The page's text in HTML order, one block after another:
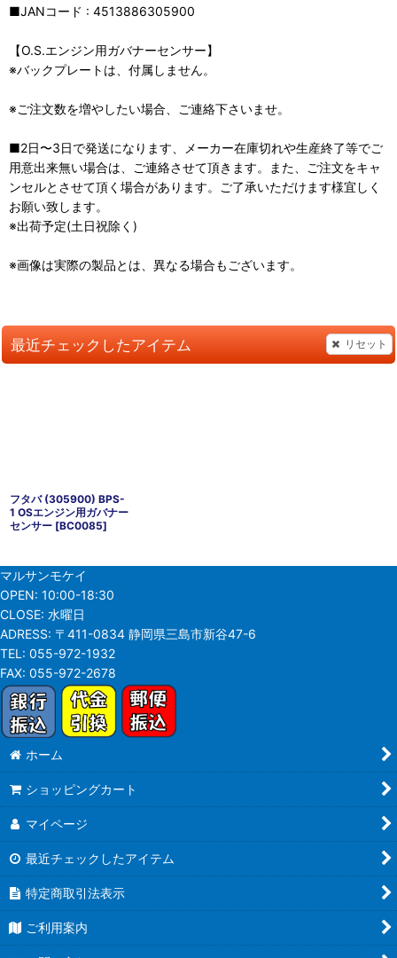
■JANコード : 4513886305900
【O.S.エンジン用ガバナーセンサー】
※バックプレートは、付属しません。
※ご注文数を増やしたい場合、ご連絡下さいませ。
■2日〜3日で発送になります、メーカー在庫切れや生産終了等でご
用意出来無い場合は、ご連絡させて頂きます。また、ご注文をキャ
ンセルとさせて頂く場合があります。ご了承いただけます様宜しく
お願い致します。
※出荷予定(土日祝除く)
※画像は実際の製品とは、異なる場合もございます。
最近チェックしたアイテム リセット
フタバ (305900) BPS-
1 OSエンジン用ガバナー
センサー [BC0085]
マルサンモケイ
OPEN: 10:00-18:30
CLOSE: 水曜日
ADRESS: 〒411-0834 静岡県三島市新谷47-6
TEL: 055-972-1932
FAX: 055-972-2678
ホーム
ショッピングカート
マイページ
最近チェックしたアイテム
特定商取引法表示
ご利用案内